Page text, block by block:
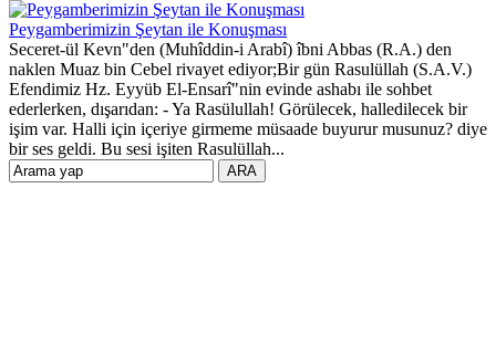
Peygamberimizin Şeytan ile Konuşması
Seceret-ül Kevn"den (Muhîddin-i Arabî) îbni Abbas (R.A.) den
naklen Muaz bin Cebel rivayet ediyor;Bir gün Rasulüllah (S.A.V.)
Efendimiz Hz. Eyyüb El-Ensarî"nin evinde ashabı ile sohbet
ederlerken, dışarıdan: - Ya Rasülullah! Görülecek, halledilecek bir
işim var. Halli için içeriye girmeme müsaade buyurur musunuz? diye
bir ses geldi. Bu sesi işiten Rasulüllah...